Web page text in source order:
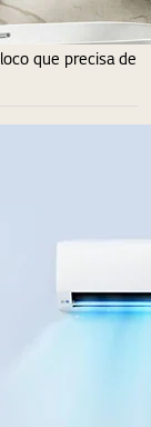
que precisa de